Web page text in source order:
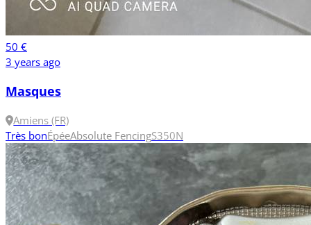
50 €
3 years ago
Masques
Amiens (FR)
Très bonÉpéeAbsolute FencingS350N